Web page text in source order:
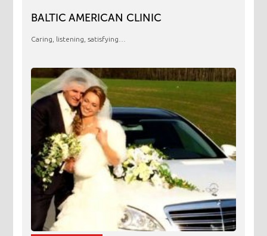
BALTIC AMERICAN CLINIC
Caring, listening, satisfying…